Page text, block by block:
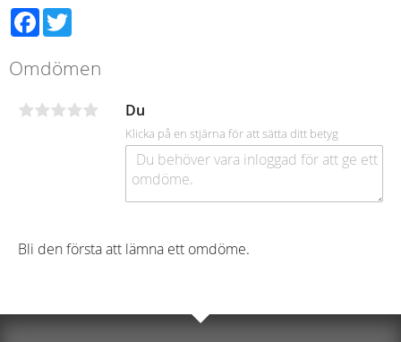
Facebook
Omdömen
Du
Klicka på en stjärna för att sätta ditt betyg
Bli den första att lämna ett omdöme.